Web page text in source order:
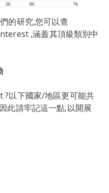
的研究,您可以查
,涵蓋其頂級類別中
以下國家/地區更可能共
此請牢記這一點,以開展